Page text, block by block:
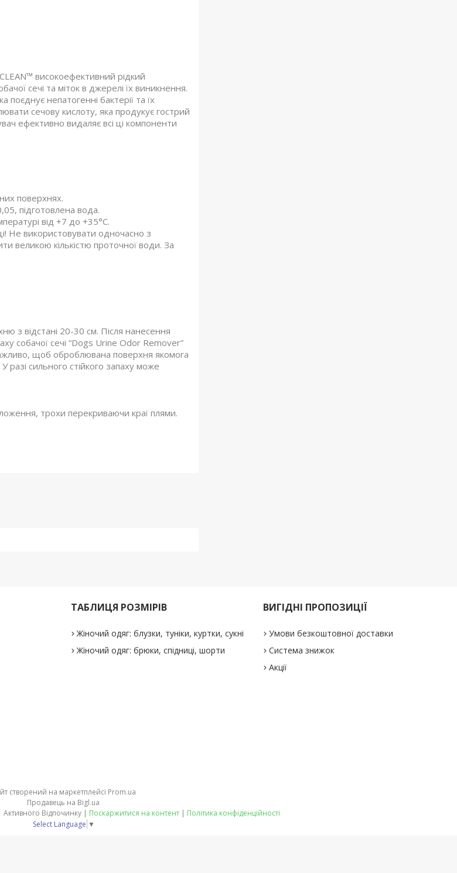
високоефективний рідкий
сечі та міток в джерелі їх виникнення.
непатогенні бактерії та їх
сечову кислоту, яка продукує гострий
ефективно видаляє всі ці компоненти
поверхнях.
підготовлена вода.
від +7 до +35°C.
Не використовувати одночасно з
великою кількістю проточної води. За
з відстані 20-30 см. Після нанесення
собачої сечі “Dogs Urine Odor Remover”
щоб оброблювана поверхня якомога
сильного стійкого запаху може
трохи перекриваючи краї плями.
ТАБЛИЦЯ РОЗМІРІВ
Жіночий одяг: блузки, туніки, куртки, сукні
Жіночий одяг: брюки, спідниці, шорти
ВИГІДНІ ПРОПОЗИЦІЇ
Умови безкоштовної доставки
Система знижок
Акції
створений на маркетплейсі Prom.ua
Продавець на Bigl.ua
stepler.in.ua - товари для Туризму | Спорту | Активного Відпочинку | Поскаржитися на контент | Політика конфіденційності
Select Language ▼